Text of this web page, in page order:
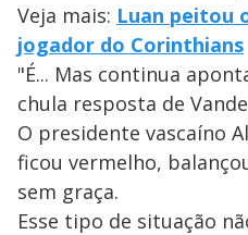
Veja mais: Luan peitou
jogador do Corinthians
"É... Mas continua
chula resposta de
O presidente vascaíno
ficou vermelho,
sem graça.
Esse tipo de situação